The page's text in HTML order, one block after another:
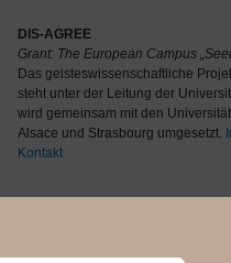
DIS-AGREE
Grant: The European Campus
Das geisteswissenschaftliche
steht unter der Leitung der
wird gemeinsam mit den
Alsace und Strasbourg umgesetzt.
Kontakt